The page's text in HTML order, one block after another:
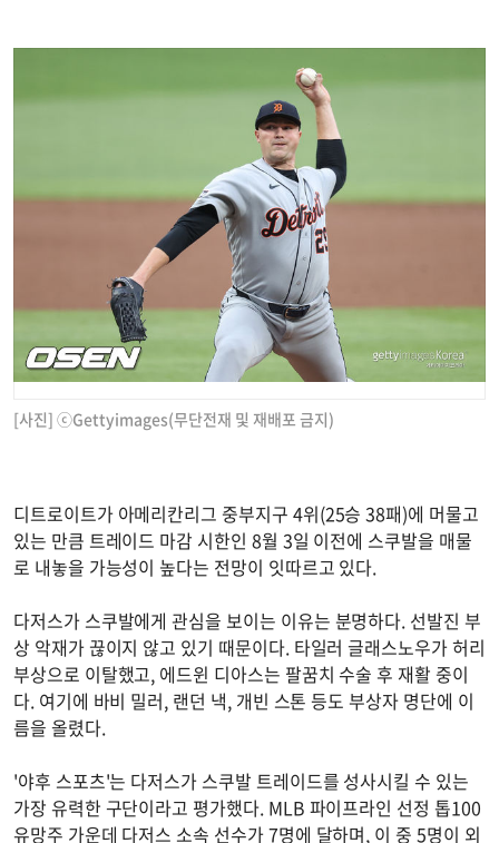
[사진] ⓒGettyimages(무단전재 및 재배포 금지)
디트로이트가 아메리칸리그 중부지구 4위(25승 38패)에 머물고
있는 만큼 트레이드 마감 시한인 8월 3일 이전에 스쿠발을 매물
로 내놓을 가능성이 높다는 전망이 잇따르고 있다.
다저스가 스쿠발에게 관심을 보이는 이유는 분명하다. 선발진 부
상 악재가 끊이지 않고 있기 때문이다. 타일러 글래스노우가 허리
부상으로 이탈했고, 에드윈 디아스는 팔꿈치 수술 후 재활 중이
다. 여기에 바비 밀러, 랜던 낵, 개빈 스톤 등도 부상자 명단에 이
름을 올렸다.
'야후 스포츠'는 다저스가 스쿠발 트레이드를 성사시킬 수 있는
가장 유력한 구단이라고 평가했다. MLB 파이프라인 선정 톱100
유망주 가운데 다저스 소속 선수가 7명에 달하며, 이 중 5명이 외